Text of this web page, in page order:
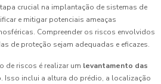
crucial na implantação de sistemas de
e mitigar potenciais ameaças
Compreender os riscos envolvidos
de proteção sejam adequadas e eficazes.
de riscos é realizar um levantamento das
. Isso inclui a altura do prédio, a localização